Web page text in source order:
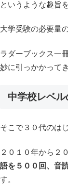
というような趣旨
大学受験の必要量
ラダーブックス一
妙に引っかかって
中学校レベ
そこで３０代のはじ
２０１０年から２
語を５００回、音
す。